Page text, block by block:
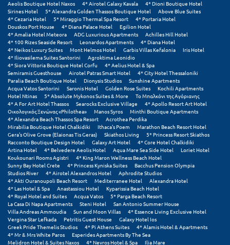
Λιτόχωρο
Λουτρά Πόζαρ
Λουτρά Υπάτης
Λουτράκι
Λούτσα
Μ
Μάνη
Μαραθώνας Αττικής
Μαρώνεια
Μεθώνη
Μεσολόγγι
Μεσσηνία
Aeolis Boutique Hotel Naxos
4* Airotel Galaxy Kavala
4* Dioni Boutique Hotel
Sirines Hotel
5* Alexandra Golden Thassos Boutique Hotel
Above Blue Suites
4* Cezaria Hotel
5* Miraggio Thermal Spa Resort
4* Portaria Hotel
Douskos Port House
4* Diana Palace Hotel
Egilion Hotel
4* Amalia Hotel Meteora
ADG Luxurious Apartments
Achilles Hill Hotel
4* 100 Rizes Seaside Resort
Leonardos Apartments
4* Diana Hotel
4* Neikos Luxury Suites
Mont Helmos Hotel Garbis Villas Kefalonia
Iris Hotel
4* Iliovasilema Suites Santorini
Agroktima Leonidio
4* Siora Vittoria Boutique Hotel Corfu
4* Aelius Hotel & Spa
Semiramis Guesthouse
Airotel Patras Smart Hotel
4* City Hotel Thessaloniki
Paralia Beach Boutique Hotel
Dionysis Studios
Sunshine Apartments
Acqua Vatos Santorini
Saronis Hotel Golden Rose Suites
Kochili Apartments
Hotel Ntinas
5* Absolute Mykonos Suites & More
Το Μπαλκόνι της Αγόριανης
4* A For Art Hotel Thassos
Searocks Exclusive Village
4* Apollo Resort Art Hotel
Οικολογικός Ξενώνας «Philothea»
Manos Syros
Minthi Boutique Apartments
4* Alexandra Beach Thassos Spa Resort
Acrothea Perdika
Mirabilia Boutique Hotel Chalkidiki
Ithaca's Poem
Marathon Beach Resort Hotel
Gera's Olive Grove (Elaionas Tis Geras)
Skiathos Living
5* Princess Resort Skiathos
Racconto Boutique Design Hotel
Galaxy Art Hotel
4* Core Hotel Chalkidiki
Artina Hotel
4* Belvedere Aeolis Hotel Aqua Mare Sea Side Hotel
Loriet Hotel
Koukounari Rooms Agistri
4* King Maron Wellness Beach Hotel
Sunny Bay Hotel Crete
4* Princess Kyniska Suites
Bacchus Pension Olympia
Studios River
4* Airotel Alexandros Hotel
Aphrodite Studios
4* Akti Ouranoupoli Beach Resort
Mediterranee Hotel
Alexandra Hotel
4* Las Hotel & Spa
Anastassiou Hotel
Kyparissia Beach Hotel
4* Royal Hotel and Suites
Acqua Vatos
5* Parga Beach Resort
La Casa Di Napa Apartments
Steni Hotel
San Antonio Summer House
Villa Andreas Ammoudia
Sun and Moon Villas
4* Essence Living Exclusive Hotel
Vergina Star Lefkada
Petritis Guest House
Galaxy Hotel Ios
Greek Pride Themelis Studios
4* Pi Athens Suites
4* Alamis Hotel & Apartments
4* Mr & Mrs White Paros
Esperides Apartments By The Sea
Melidron Hotel & Suites Naxos
4* Nevros Hotel & Spa
Ilia Mare